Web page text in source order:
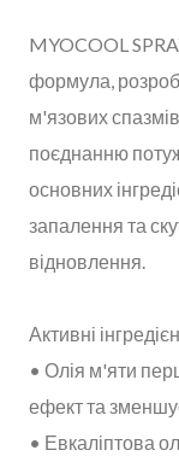
MYOCOOL
формула,
м'язових
поєднанню
основних
запалення та
відновлення.
Активні
• Олія м'яти
ефект та
• Евкаліптова